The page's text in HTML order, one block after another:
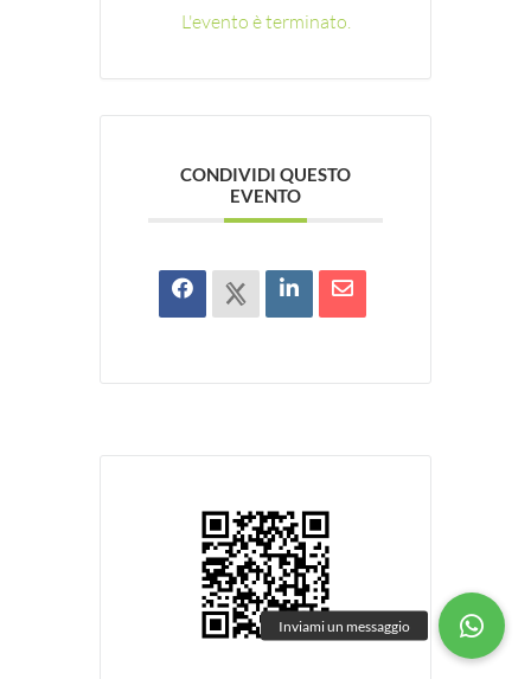
L'evento è terminato.
CONDIVIDI QUESTO
EVENTO